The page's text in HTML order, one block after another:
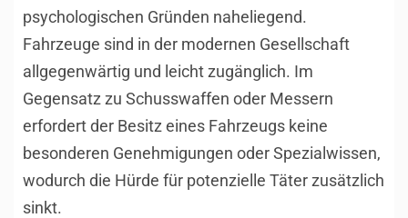
psychologischen Gründen naheliegend.
Fahrzeuge sind in der modernen Gesellschaft
allgegenwärtig und leicht zugänglich. Im
Gegensatz zu Schusswaffen oder Messern
erfordert der Besitz eines Fahrzeugs keine
besonderen Genehmigungen oder Spezialwissen,
wodurch die Hürde für potenzielle Täter zusätzlich
sinkt.